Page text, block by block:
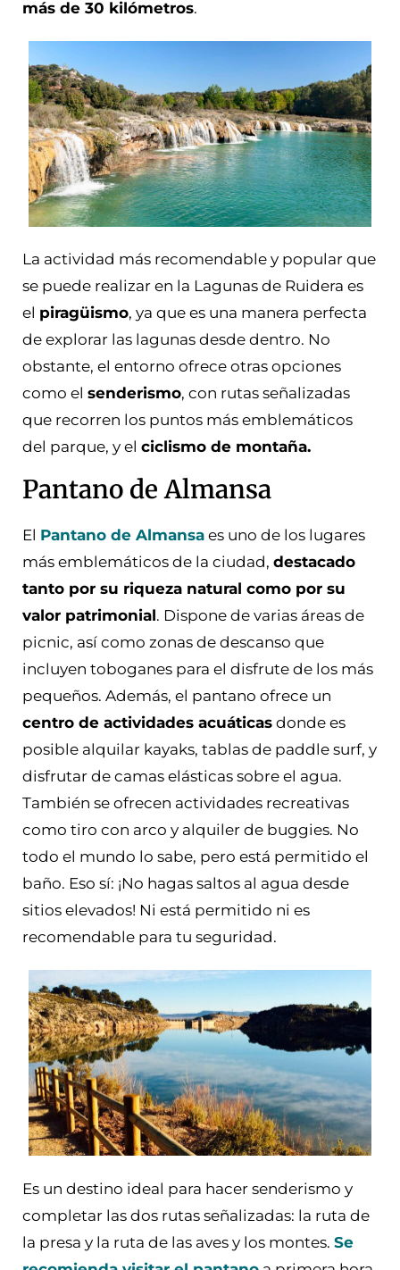
más de 30 kilómetros.
La actividad más recomendable y popular que
se puede realizar en la Lagunas de Ruidera es
el piragüismo, ya que es una manera perfecta
de explorar las lagunas desde dentro. No
obstante, el entorno ofrece otras opciones
como el senderismo, con rutas señalizadas
que recorren los puntos más emblemáticos
del parque, y el ciclismo de montaña.
Pantano de Almansa
El Pantano de Almansa es uno de los lugares
más emblemáticos de la ciudad, destacado
tanto por su riqueza natural como por su
valor patrimonial. Dispone de varias áreas de
picnic, así como zonas de descanso que
incluyen toboganes para el disfrute de los más
pequeños. Además, el pantano ofrece un
centro de actividades acuáticas donde es
posible alquilar kayaks, tablas de paddle surf, y
disfrutar de camas elásticas sobre el agua.
También se ofrecen actividades recreativas
como tiro con arco y alquiler de buggies. No
todo el mundo lo sabe, pero está permitido el
baño. Eso sí: ¡No hagas saltos al agua desde
sitios elevados! Ni está permitido ni es
recomendable para tu seguridad.
Es un destino ideal para hacer senderismo y
completar las dos rutas señalizadas: la ruta de
la presa y la ruta de las aves y los montes. Se